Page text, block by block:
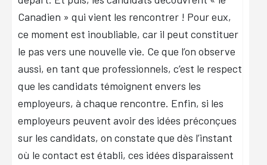
Canadien » qui vient les rencontrer ! Pour eux,
ce moment est inoubliable, car il peut constituer
le pas vers une nouvelle vie. Ce que l’on observe
aussi, en tant que professionnels, c’est le respect
que les candidats témoignent envers les
employeurs, à chaque rencontre. Enfin, si les
employeurs peuvent avoir des idées préconçues
sur les candidats, on constate que dès l’instant
où le contact est établi, ces idées disparaissent